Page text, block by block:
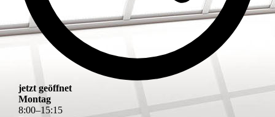
jetzt geöffnet
Montag
8:00–15:15